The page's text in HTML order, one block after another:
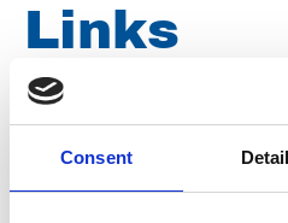
Consent
Links
Merk Uraca